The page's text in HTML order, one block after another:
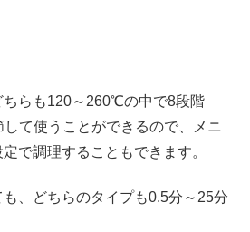
ちらも120～260℃の中で8段階
て使うことができるので、メニ
で調理することもできます。
、どちらのタイプも0.5分～25分